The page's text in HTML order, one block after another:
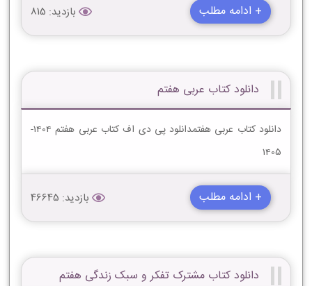
+ ادامه مطلب بازدید: 815
دانلود کتاب عربی هفتم
دانلود کتاب عربی هفتمدانلود پی دی اف کتاب عربی هفتم 1404-
1405
+ ادامه مطلب بازدید: 46645
دانلود کتاب مشترک تفکر و سبک زندگی هفتم